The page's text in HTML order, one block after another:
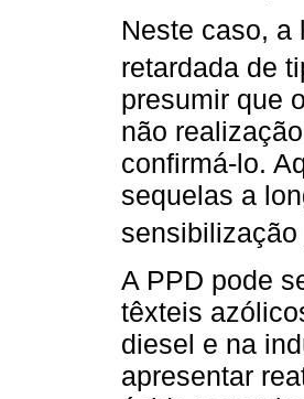
Neste caso, a
retardada de
presumir que
não
confirmá-lo.
sequelas a
A PPD pode
têxteis
diesel e na
apresentar